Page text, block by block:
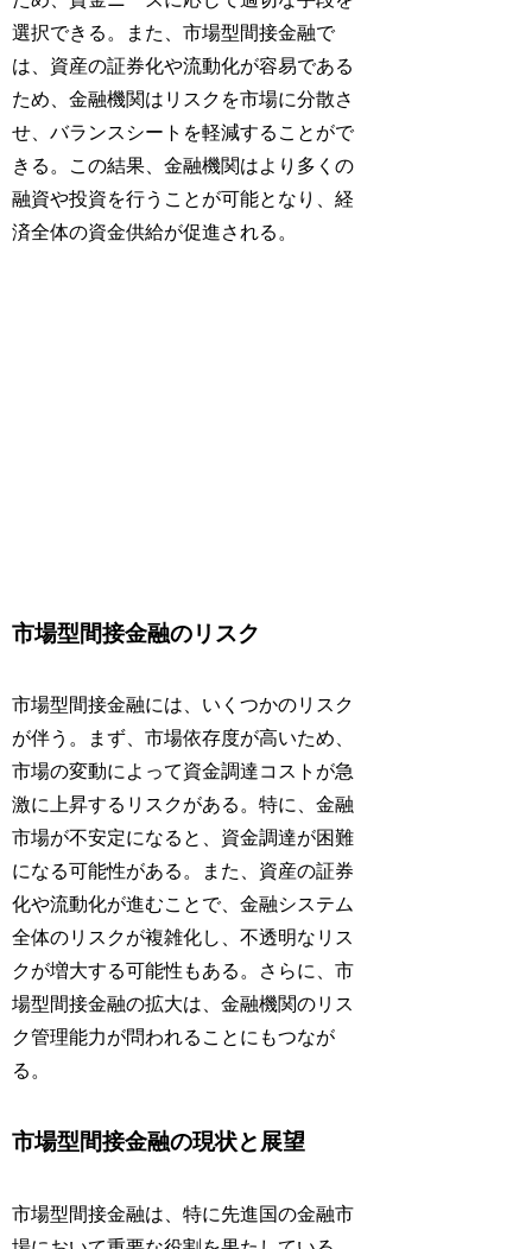
選択できる。また、市場型間接金融で
は、資産の証券化や流動化が容易である
ため、金融機関はリスクを市場に分散さ
せ、バランスシートを軽減することがで
きる。この結果、金融機関はより多くの
融資や投資を行うことが可能となり、経
済全体の資金供給が促進される。
市場型間接金融のリスク
市場型間接金融には、いくつかのリスク
が伴う。まず、市場依存度が高いため、
市場の変動によって資金調達コストが急
激に上昇するリスクがある。特に、金融
市場が不安定になると、資金調達が困難
になる可能性がある。また、資産の証券
化や流動化が進むことで、金融システム
全体のリスクが複雑化し、不透明なリス
クが増大する可能性もある。さらに、市
場型間接金融の拡大は、金融機関のリス
ク管理能力が問われることにもつなが
る。
市場型間接金融の現状と展望
市場型間接金融は、特に先進国の金融市